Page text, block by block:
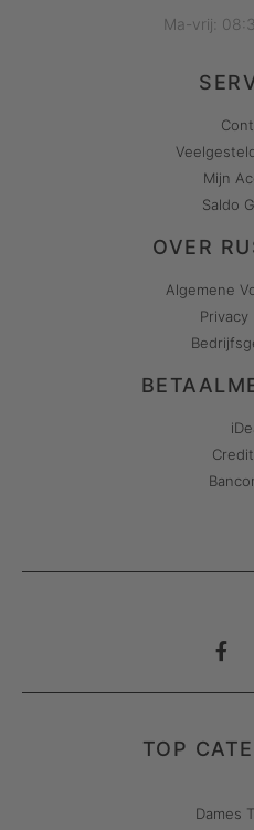
Ma-vrij:
Mijn
Saldo
OVER
Algemene
Privacy
TOP
Dames